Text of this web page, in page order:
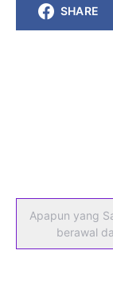
SHARE
Apapun yang
berawal